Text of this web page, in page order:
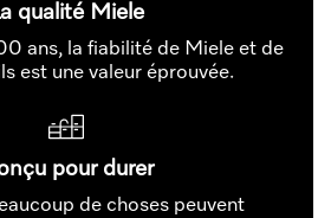
qualité Miele
ans, la fiabilité de Miele et de
est une valeur éprouvée.
pour durer
de choses peuvent